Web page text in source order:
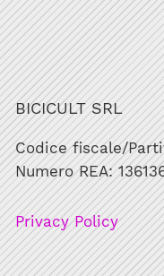
BICICULT SRL
Codice fiscale/
Numero REA:
Privacy Policy